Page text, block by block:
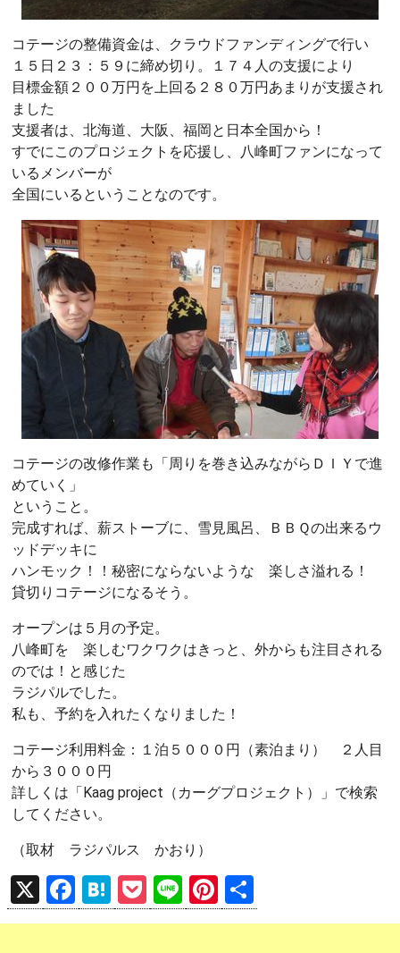
コテージの整備資金は、クラウドファンディングで行い
１５日２３：５９に締め切り。１７４人の支援により
目標金額２００万円を上回る２８０万円あまりが支援され
ました
支援者は、北海道、大阪、福岡と日本全国から！
すでにこのプロジェクトを応援し、八峰町ファンになって
いるメンバーが
全国にいるということなのです。
コテージの改修作業も「周りを巻き込みながらＤＩＹで進
めていく」
ということ。
完成すれば、薪ストーブに、雪見風呂、ＢＢＱの出来るウ
ッドデッキに
ハンモック！！秘密にならないような 楽しさ溢れる！
貸切りコテージになるそう。
オープンは５月の予定。
八峰町を 楽しむワクワクはきっと、外からも注目される
のでは！と感じた
ラジパルでした。
私も、予約を入れたくなりました！
コテージ利用料金：１泊５０００円（素泊まり） ２人目
から３０００円
詳しくは「Kaag project（カーグプロジェクト）」で検索
してください。
（取材 ラジパルス かおり）
X
F
a
H
at
P
o
Li
n
Pi
nt 有